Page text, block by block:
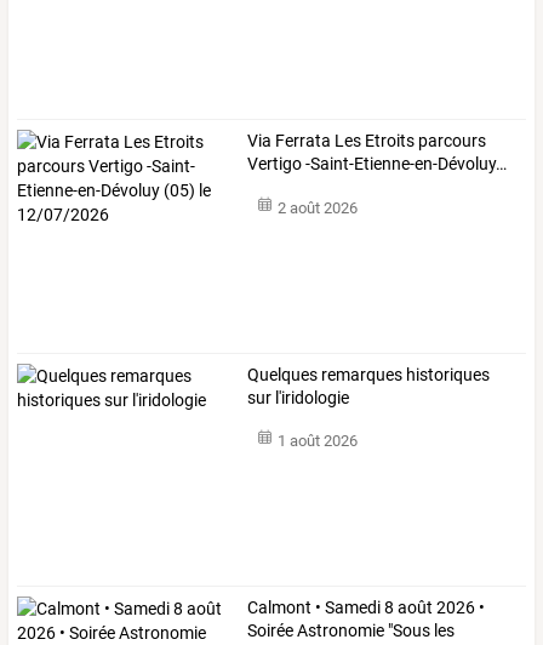
Via Ferrata Les Etroits parcours
Vertigo-Saint-Etienne-en-Dévoluy…
2 août 2026
Quelques remarques historiques
sur l'iridologie
1 août 2026
Calmont • Samedi8 août 2026 •
SoiréeAstronomie "Sous les